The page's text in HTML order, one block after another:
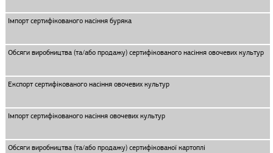
Імпорт сертифікованого насіння буряка
Обсяги виробництва (та/або продажу) сертифікованого насіння овочевих культур
Експорт сертифікованого насіння овочевих культур
Імпорт сертифікованого насіння овочевих культур
Обсяги виробництва (та/або продажу) сертифікованої картоплі